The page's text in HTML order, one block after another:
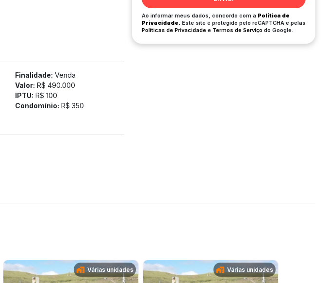
Finalidade: Venda
Valor: R$ 490.000
IPTU: R$ 100
Condomínio: R$ 350
Ao informar meus dados, concordo com a Política de
Privacidade. Este site é protegido pelo reCAPTCHA e pelas
Políticas de Privacidade e Termos de Serviço do Google.
Várias unidades Várias unidades